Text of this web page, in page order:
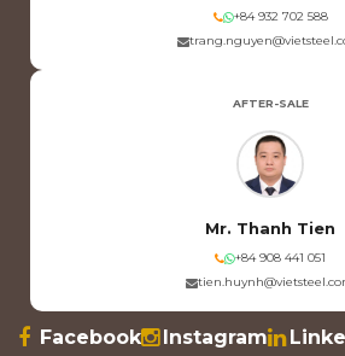
+84 932 702 588
AFTER-SALE
Mr. Thanh Tien
+84 908 441 051
Facebook Instagram